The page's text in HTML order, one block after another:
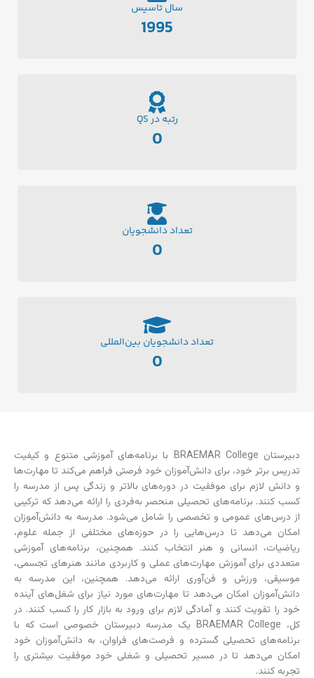
سال تاسیس
1995
رتبه در QS
0
تعداد دانشجویان
0
تعداد دانشجویان بین‌المللی
0
دبیرستان BRAEMAR College با برنامه‌های آموزشی متنوع و کیفیت
تدریس برتر خود، برای دانش‌آموزان خود فرصتی فراهم می‌کند تا مهارت‌ها
و دانش لازم برای موفقیت در دوره‌های بالاتر و زندگی پس از مدرسه را
کسب کنند. برنامه‌های تحصیلی منحصر به‌فردی را ارائه می‌دهد که ترکیبی
از درس‌های عمومی و تخصصی را شامل می‌شود. مدرسه به دانش‌آموزان
امکان می‌دهد تا درس‌هایی را در حوزه‌های مختلفی از جمله علوم،
ریاضیات، انسانی و هنر انتخاب کنند. همچنین، برنامه‌های آموزشی
متعددی برای آموزش مهارت‌های عملی و کاربردی مانند هنرهای تجسمی،
موسیقی، ورزش و فن‌آوری ارائه می‌دهد. همچنین، این مدرسه به
دانش‌آموزان امکان می‌دهد تا مهارت‌های مورد نیاز برای شغل‌های آینده
خود را تقویت کنند و آمادگی لازم برای ورود به بازار کار را کسب کنند. در
کل، BRAEMAR College یک مدرسه دبیرستان خصوصی است که با
برنامه‌های تحصیلی گسترده و فرصت‌های فراوان، به دانش‌آموزان خود
امکان می‌دهد تا در مسیر تحصیلی و شغلی خود موفقیت بیشتری را
تجربه کنند.